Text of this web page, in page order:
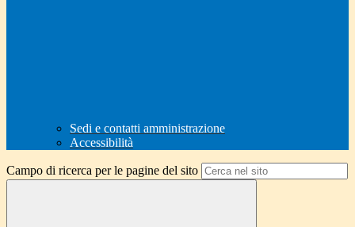
Sedi e contatti amministrazione
Accessibilità
Campo di ricerca per le pagine del sito